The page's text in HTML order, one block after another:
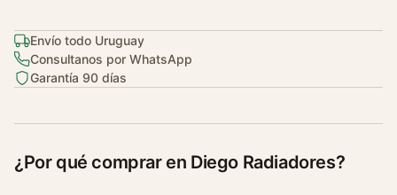
Envío todo Uruguay
Consultanos por WhatsApp
Garantía 90 días
¿Por qué comprar en Diego Radiadores?